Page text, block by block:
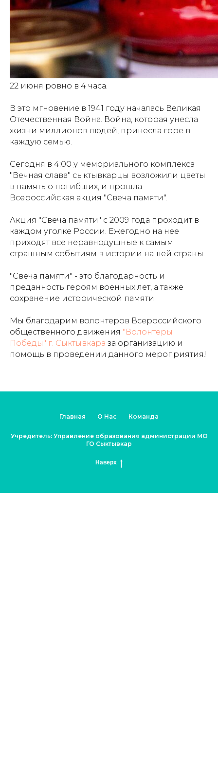
22 июня ровно в 4 часа.
В это мгновение в 1941 году началась Великая
Отечественная Война. Война, которая унесла
жизни миллионов людей, принесла горе в
каждую семью.
Сегодня в 4:00 у мемориального комплекса
"Вечная слава" сыктывкарцы возложили цветы
в память о погибших, и прошла
Всероссийская акция "Свеча памяти".
Акция "Свеча памяти" с 2009 года проходит в
каждом уголке России. Ежегодно на нее
приходят все неравнодушные к самым
страшным событиям в истории нашей страны.
"Свеча памяти" - это благодарность и
преданность героям военных лет, а также
сохранение исторической памяти.
Мы благодарим волонтеров Всероссийского
общественного движения "Волонтеры
Победы" г. Сыктывкара за организацию и
помощь в проведении данного мероприятия!
Главная О Нас Команда
Учредитель: Управление образования администрации МО
ГО Сыктывкар
Наверх